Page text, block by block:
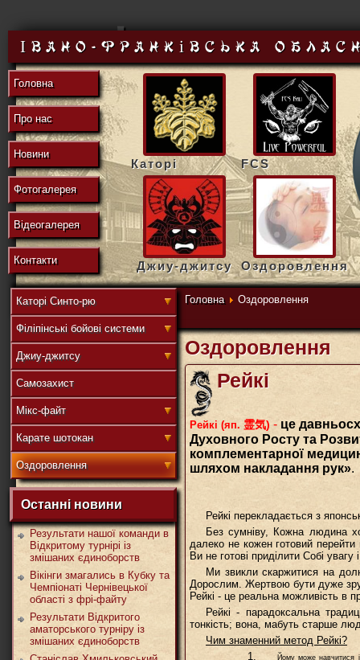
東
の
地
域
連
盟
武
道
Івано-Франківська
Головна
Про нас
Новини
Фотогалерея
Відеогалерея
Контакти
Каторі FCS
Джиу-джитсу Оздоровлення
Головна Оздоровлення
Каторі Синто-рю
Філіпінські бойові системи
Джиу-джитсу
Самозахист
Мікс-файт
Карате шотокан
Оздоровлення
Останні новини
Результати нашої команди в
Відкритому турнірі із
змішаних єдиноборств
Вікінги змагались в Кубку та
Чемпіонаті Чернівецької
області з фрі-файту
Результати Відкритого
аматорського турніру із
змішаних єдиноборств
Оздоровлення
Рейкі
Рейкі (яп. 霊気) - це
Духовного Росту та
комплементарної
шляхом накладання рук».
Рейкі перекладається з
Без сумніву, Кожна людина
далеко не кожен готовий
Ви не готові приділити Собі
Ми звикли скаржитися на
Дорослим. Жертвою бути дуже
Рейкі - це реальна можливість в
Рейкі - парадоксальна
тонкість; вона, мабуть старше
Чим знаменний метод Рейкі?
1. Йому може навчитися і